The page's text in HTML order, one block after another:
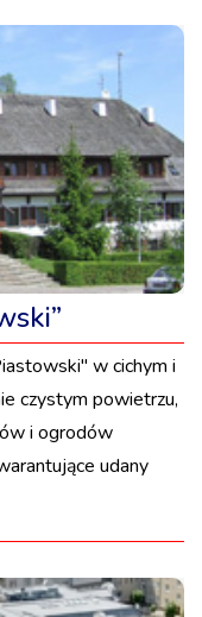
w cichym i
czystym powietrzu,
i ogrodów
udany